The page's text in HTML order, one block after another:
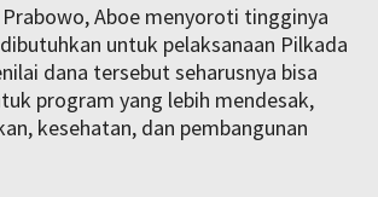
Aboe menyoroti tingginya
untuk pelaksanaan Pilkada
dana tersebut seharusnya bisa
program yang lebih mendesak,
kesehatan, dan pembangunan